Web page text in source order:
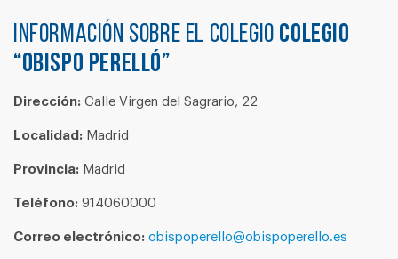
Información sobre el colegio COLEGIO
“OBISPO PERELLÓ”
Dirección: Calle Virgen del Sagrario, 22
Localidad: Madrid
Provincia: Madrid
Teléfono: 914060000
Correo electrónico: obispoperello@obispoperello.es